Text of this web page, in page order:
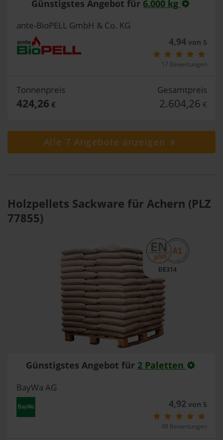
Günstigstes Angebot für 6.000 kg
ante-BioPELL GmbH & Co. KG
4,94von 5
17 Bewertungen
Tonnenpreis
424,26 €
Gesamtpreis
2.604,26 €
Alle 7 Angebote anzeigen
Holzpellets Sackware für Achern (PLZ
77855)
DE314
Günstigstes Angebot für 2 Paletten
BayWa AG
4,92von 5
48 Bewertungen